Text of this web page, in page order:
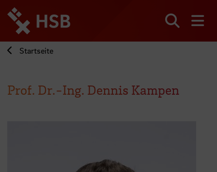
zum
Seiteninhalt
springen
Startseite
Prof. Dr.-Ing. Dennis Kampen